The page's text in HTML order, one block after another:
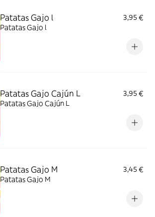
Patatas Gajo l
3,95 €
Patatas Gajo l
Patatas Gajo Cajún L
3,95 €
Patatas Gajo Cajún L
Patatas Gajo M
3,45 €
Patatas Gajo M